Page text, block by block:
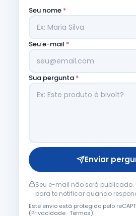
Seu nome *
Seu e-mail *
Sua pergunta *
Enviar
Seu e-mail não será
para te notificar quando
Este envio está protegido pelo
(Privacidade·Termos).